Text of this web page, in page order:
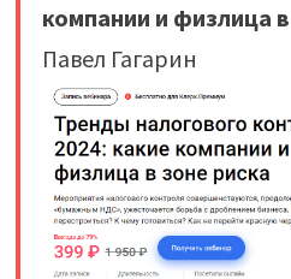
компании и физлица
Павел Гагарин